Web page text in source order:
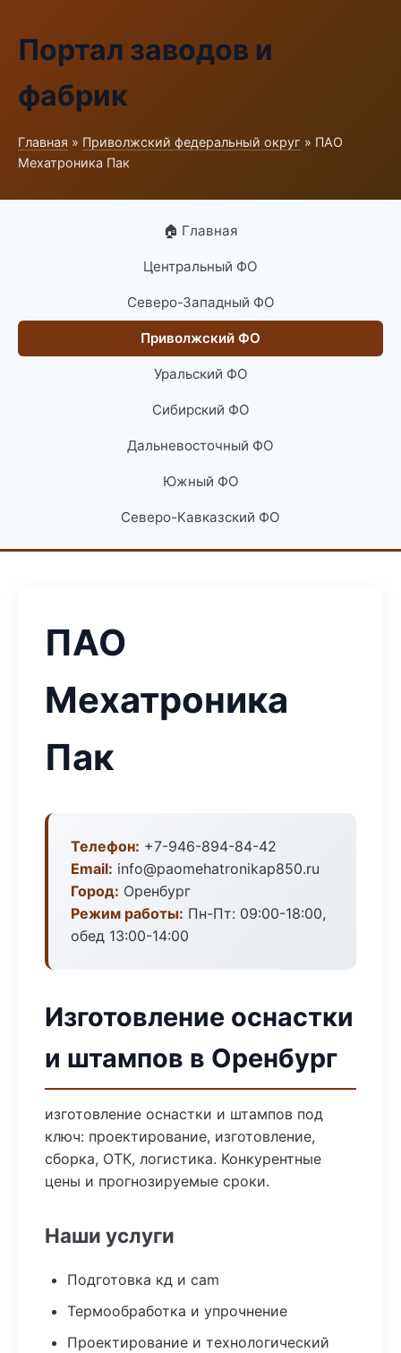
Портал заводов и
фабрик
Главная » Приволжский федеральный округ » ПАО
Мехатроника Пак
🏠 Главная
Центральный ФО
Северо-Западный ФО
Приволжский ФО
Уральский ФО
Сибирский ФО
Дальневосточный ФО
Южный ФО
Северо-Кавказский ФО
ПАО
Мехатроника
Пак
Телефон: +7-946-894-84-42
Email: info@paomehatronikap850.ru
Город: Оренбург
Режим работы: Пн-Пт: 09:00-18:00,
обед 13:00-14:00
Изготовление оснастки
и штампов в Оренбург
изготовление оснастки и штампов под
ключ: проектирование, изготовление,
сборка, ОТК, логистика. Конкурентные
цены и прогнозируемые сроки.
Наши услуги
Подготовка кд и cam
Термообработка и упрочнение
Проектирование и технологический